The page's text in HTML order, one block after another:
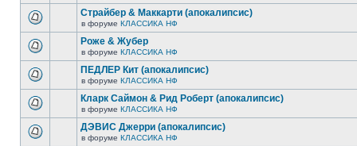
Страйбер & Маккарти (апокалипсис)
в форуме КЛАССИКА НФ
Роже & Жубер
в форуме КЛАССИКА НФ
ПЕДЛЕР Кит (апокалипсис)
в форуме КЛАССИКА НФ
Кларк Саймон & Рид Роберт (апокалипсис)
в форуме КЛАССИКА НФ
ДЭВИС Джерри (апокалипсис)
в форуме КЛАССИКА НФ